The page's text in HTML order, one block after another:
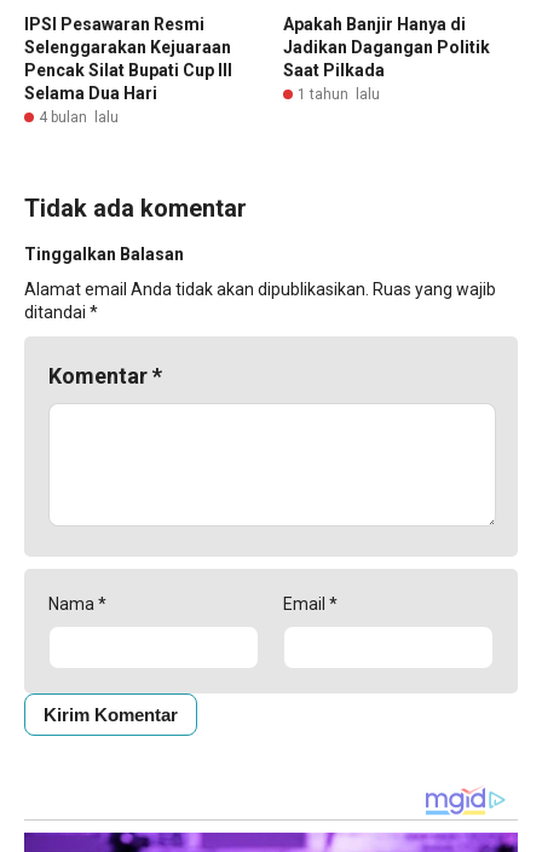
IPSI Pesawaran Resmi
Selenggarakan Kejuaraan
Pencak Silat Bupati Cup III
Selama Dua Hari
4 bulan lalu
Apakah Banjir Hanya di
Jadikan Dagangan Politik
Saat Pilkada
1 tahun lalu
Tidak ada komentar
Tinggalkan Balasan
Alamat email Anda tidak akan dipublikasikan. Ruas yang wajib
ditandai *
Komentar*
Nama * Email *